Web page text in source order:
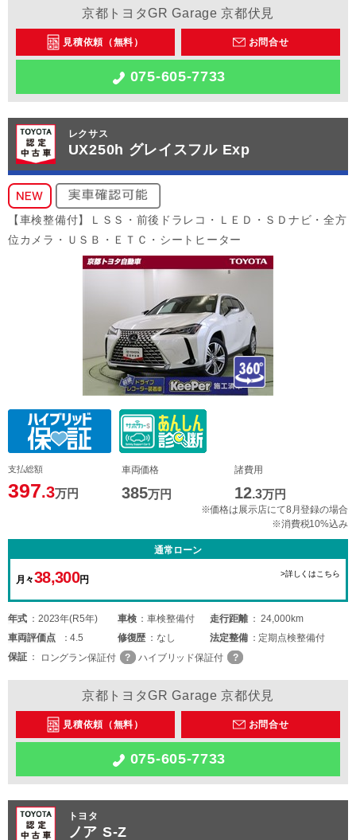
京都トヨタGR Garage 京都伏見
見積依頼（無料） お問合せ
075-605-7733
レクサス
UX250h グレイスフル Exp
【車検整備付】ＬＳＳ・前後ドラレコ・ＬＥＤ・ＳＤナビ・全方
位カメラ・ＵＳＢ・ＥＴＣ・シートヒーター
支払総額
397.3万円
車両価格
385万円
諸費用
12.3万円
※価格は展示店にて8月登録の場合
※消費税10%込み
通常ローン
月々38,300円
>詳しくはこちら
年式 2023年(R5年) 車検 車検整備付 走行距離
24,000km
車両評価点 4.5 修復歴 なし 法定整備
定期点検整備付
保証
ロングラン保証付 ハイブリッド保証付
京都トヨタGR Garage 京都伏見
見積依頼（無料） お問合せ
075-605-7733
トヨタ
ノア S-Z